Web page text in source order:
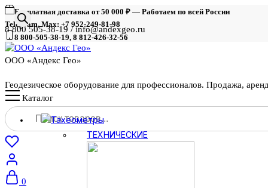
Бесплатная доставка от 50 000 ₽ — Работаем по всей России
Telegram, Max: +7 952-249-81-98
8 800-505-38-19, 8 812-426-32-56
8 800 505-38-19 / info@andexgeo.ru
ООО «Андекс Гео»
Геодезическое оборудование для профессионалов. Продажа,
Поиск
товаров
0
Каталог
Тахеометры
ТЕХНИЧЕСКИЕ